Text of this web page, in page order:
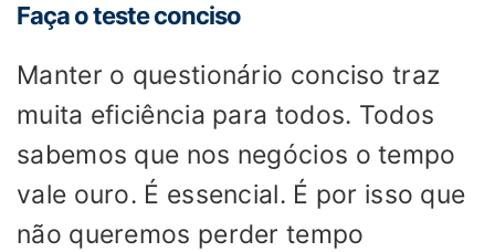
Faça o teste conciso
Manter o questionário conciso traz
muita eficiência para todos. Todos
sabemos que nos negócios o tempo
vale ouro. É essencial. É por isso que
não queremos perder tempo